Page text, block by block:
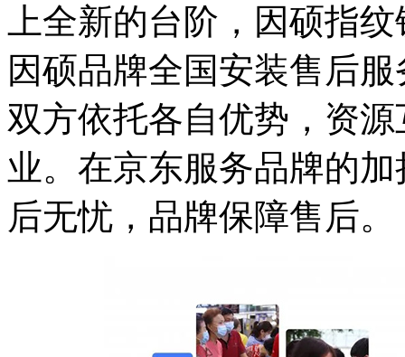
上全新的台阶，因硕指
因硕品牌全国安装售后
双方依托各自优势，资
业。在京东服务品牌的
后无忧，品牌保障售后。